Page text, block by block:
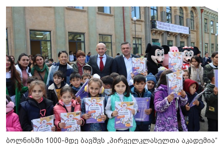
ბოლნისში 1000-მდე ბავშვს „პირველკლასელთა აკადემია“